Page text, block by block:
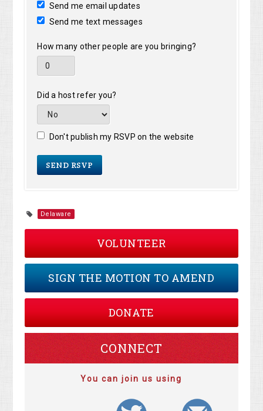
Send me email updates
Send me text messages
How many other people are you bringing?
Did a host refer you?
Don't publish my RSVP on the website
Delaware
VOLUNTEER
SIGN THE MOTION TO AMEND
DONATE
CONNECT
You can join us using